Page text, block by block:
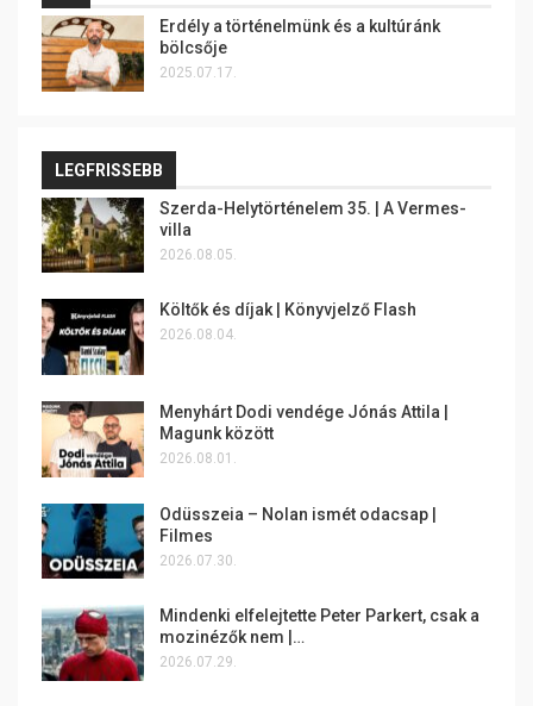
Erdély a történelmünk és a kultúránk
bölcsője
2025.07.17.
LEGFRISSEBB
Szerda-Helytörténelem 35. | A Vermes-
villa
2026.08.05.
Költők és díjak | Könyvjelző Flash
2026.08.04.
Menyhárt Dodi vendége Jónás Attila |
Magunk között
2026.08.01.
Odüsszeia – Nolan ismét odacsap |
Filmes
2026.07.30.
Mindenki elfelejtette Peter Parkert, csak a
mozinézők nem |…
2026.07.29.